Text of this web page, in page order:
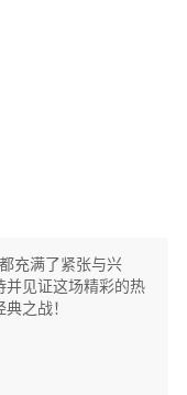
充满了紧张与兴
并见证这场精彩的热
之战！